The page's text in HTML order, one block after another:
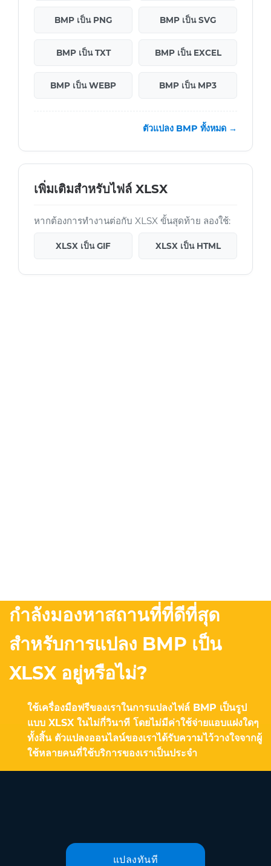
BMP เป็น PNG BMP เป็น SVG
BMP เป็น TXT BMP เป็น EXCEL
BMP เป็น WEBP BMP เป็น MP3
ตัวแปลง BMP ทั้งหมด →
เพิ่มเติมสำหรับไฟล์ XLSX
หากต้องการทำงานต่อกับ XLSX ขั้นสุดท้าย ลองใช้:
XLSX เป็น GIF XLSX เป็น HTML
กำลังมองหาสถานที่ที่ดีที่สุด
สำหรับการแปลง BMP เป็น
XLSX อยู่หรือไม่?
ใช้เครื่องมือฟรีของเราในการแปลงไฟล์ BMP เป็นรูป
แบบ XLSX ในไม่กี่วินาที โดยไม่มีค่าใช้จ่ายแอบแฝงใดๆ
ทั้งสิ้น ตัวแปลงออนไลน์ของเราได้รับความไว้วางใจจากผู้
ใช้หลายคนที่ใช้บริการของเราเป็นประจำ
แปลงทันที